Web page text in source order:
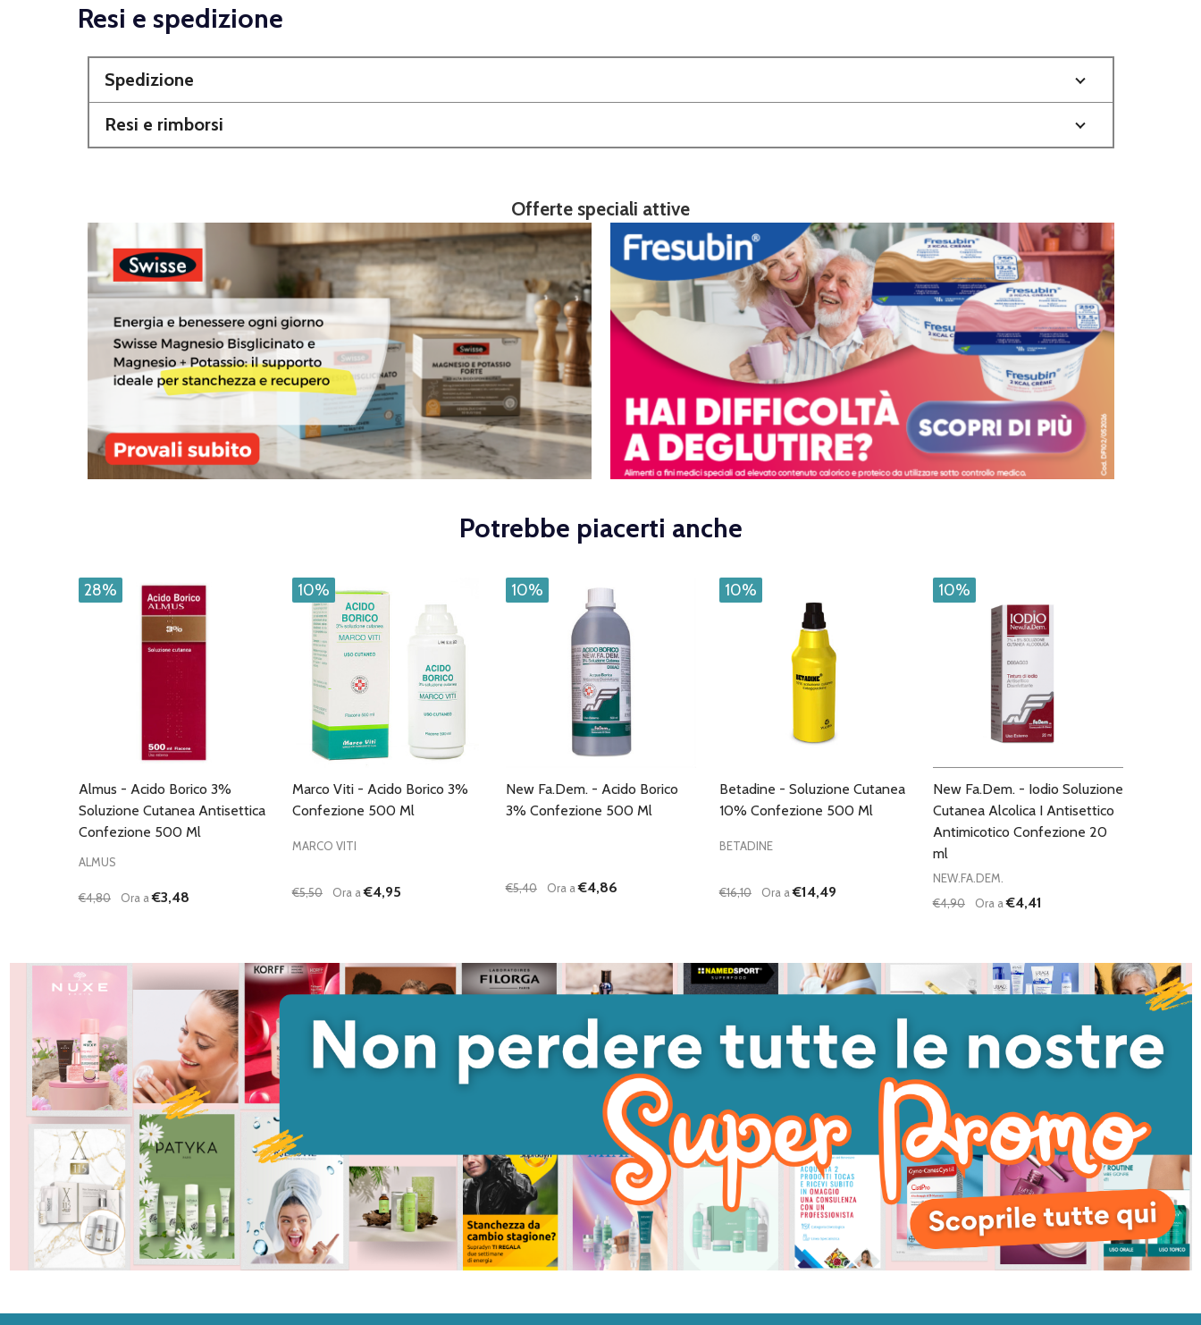
Resi e spedizione
Spedizione
Resi e rimborsi
Offerte speciali attive
Potrebbe piacerti anche
28%
Almus - Acido Borico 3%
Soluzione Cutanea Antisettica
Confezione 500 Ml
ALMUS
€4,80 Ora a€3,48
10%
Marco Viti - Acido Borico 3%
Confezione 500 Ml
MARCO VITI
€5,50 Ora a€4,95
10%
New Fa.Dem. - Acido Borico
3% Confezione 500 Ml
€5,40 Ora a€4,86
10%
Betadine - Soluzione Cutanea
10% Confezione 500 Ml
BETADINE
€16,10 Ora a€14,49
10%
New Fa.Dem. - Iodio Soluzione
Cutanea Alcolica I Antisettico
Antimicotico Confezione 20
ml
NEW.FA.DEM.
€4,90
Ora a€4,41